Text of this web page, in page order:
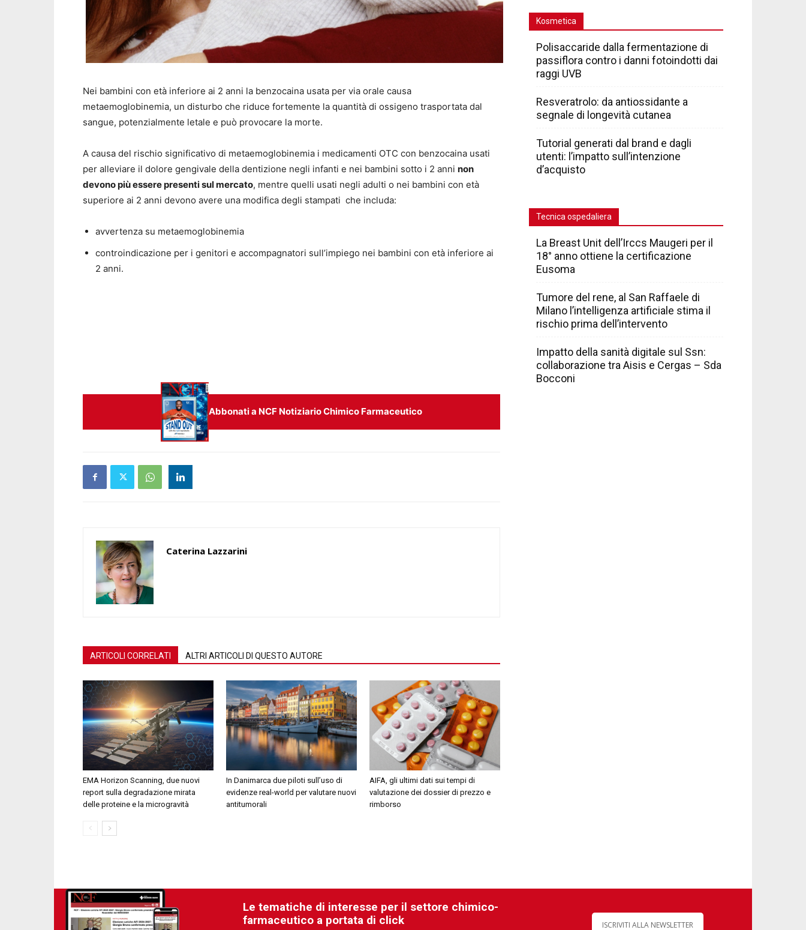
Nei bambini con età inferiore ai 2 anni la benzocaina usata per via orale causa
metaemoglobinemia, un disturbo che riduce fortemente la quantità di ossigeno trasportata dal
sangue, potenzialmente letale e può provocare la morte.
A causa del rischio significativo di metaemoglobinemia i medicamenti OTC con benzocaina usati
per alleviare il dolore gengivale della dentizione negli infanti e nei bambini sotto i 2 anni non
devono più essere presenti sul mercato, mentre quelli usati negli adulti o nei bambini con età
superiore ai 2 anni devono avere una modifica degli stampati che includa:
avvertenza su metaemoglobinemia
controindicazione per i genitori e accompagnatori sull’impiego nei bambini con età inferiore ai
2 anni.
Abbonati a NCF Notiziario Chimico Farmaceutico
Caterina Lazzarini
ARTICOLI CORRELATI ALTRI ARTICOLI DI QUESTO AUTORE
EMA Horizon Scanning, due nuovi
report sulla degradazione mirata
delle proteine e la microgravità
In Danimarca due piloti sull’uso di
evidenze real-world per valutare nuovi
antitumorali
AIFA, gli ultimi dati sui tempi di
valutazione dei dossier di prezzo e
rimborso
Kosmetica
Polisaccaride dalla fermentazione di
passiflora contro i danni fotoindotti dai
raggi UVB
Resveratrolo: da antiossidante a
segnale di longevità cutanea
Tutorial generati dal brand e dagli
utenti: l’impatto sull’intenzione
d’acquisto
Tecnica ospedaliera
La Breast Unit dell’Irccs Maugeri per il
18° anno ottiene la certificazione
Eusoma
Tumore del rene, al San Raffaele di
Milano l’intelligenza artificiale stima il
rischio prima dell’intervento
Impatto della sanità digitale sul Ssn:
collaborazione tra Aisis e Cergas – Sda
Bocconi
Le tematiche di interesse per il settore chimico-
farmaceutico a portata di click
ISCRIVITI ALLA NEWSLETTER